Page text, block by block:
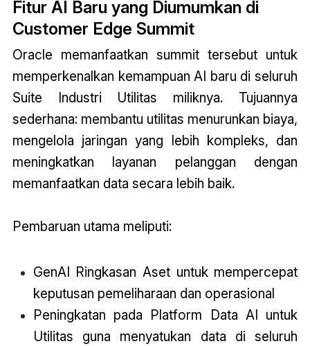
Fitur AI Baru yang Diumumkan di
Customer Edge Summit
Oracle memanfaatkan summit tersebut untuk
memperkenalkan kemampuan AI baru di seluruh
Suite Industri Utilitas miliknya. Tujuannya
sederhana: membantu utilitas menurunkan biaya,
mengelola jaringan yang lebih kompleks, dan
meningkatkan layanan pelanggan dengan
memanfaatkan data secara lebih baik.
Pembaruan utama meliputi:
GenAI Ringkasan Aset untuk mempercepat
keputusan pemeliharaan dan operasional
Peningkatan pada Platform Data AI untuk
Utilitas guna menyatukan data di seluruh